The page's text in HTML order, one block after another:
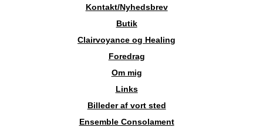
Kontakt/Nyhedsbrev
Butik
Clairvoyance og Healing
Foredrag
Om mig
Links
Billeder af vort sted
Ensemble Consolament